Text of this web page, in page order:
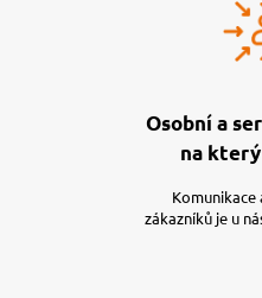
Osobní a
na
zákazníků je u